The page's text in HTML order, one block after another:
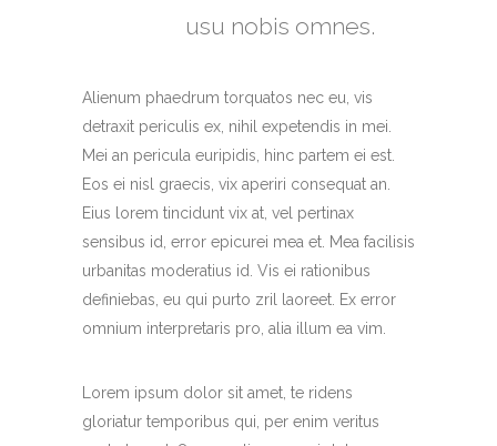
usu nobis omnes.
Alienum phaedrum torquatos nec eu, vis
detraxit periculis ex, nihil expetendis in mei.
Mei an pericula euripidis, hinc partem ei est.
Eos ei nisl graecis, vix aperiri consequat an.
Eius lorem tincidunt vix at, vel pertinax
sensibus id, error epicurei mea et. Mea facilisis
urbanitas moderatius id. Vis ei rationibus
definiebas, eu qui purto zril laoreet. Ex error
omnium interpretaris pro, alia illum ea vim.
Lorem ipsum dolor sit amet, te ridens
gloriatur temporibus qui, per enim veritus